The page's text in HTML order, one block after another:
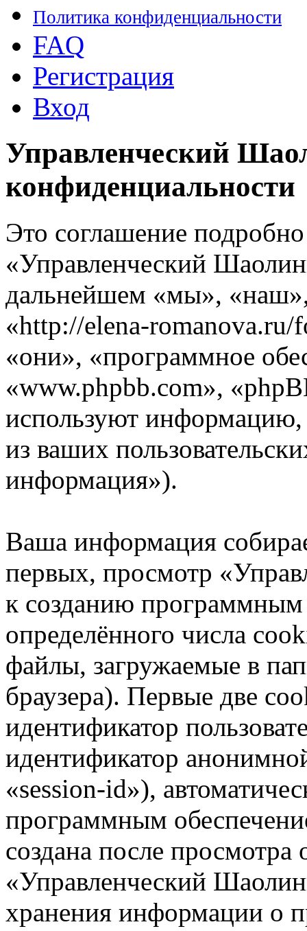
Политика конфиденциальности
FAQ
Регистрация
Вход
Управленческий
конфиденциальности
Это соглашение подробно
«Управленческий
дальнейшем «мы»,
«http://elena-
«они», «программное
«www.phpbb.com»,
используют
из ваших
информация»).
Ваша информация
первых, просмотр
к созданию
определённого числа
файлы, загружаемые в
браузера). Первые две
идентификатор
идентификатор
«session-id»),
программным
создана после
«Управленческий
хранения информации о